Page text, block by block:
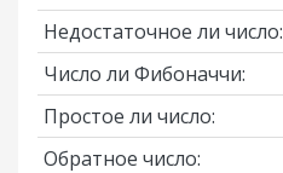
Недостаточное ли число:
Число ли Фибоначчи:
Простое ли число:
Обратное число: